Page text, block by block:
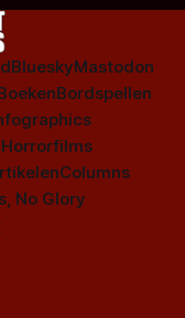
BlueskyMastodon
Bordspellen
Columns
No Glory